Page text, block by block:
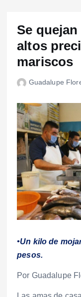
Se
altos
mariscos
Guadalupe
•Un kilo de
pesos.
Por Guadalupe